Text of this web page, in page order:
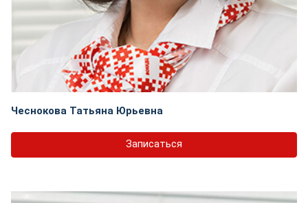
Чеснокова Татьяна Юрьевна
Записаться